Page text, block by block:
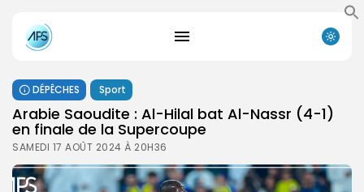
DÉPÊCHES Sport
Arabie Saoudite : Al-Hilal bat Al-Nassr (4-1)
en finale de la Supercoupe
SAMEDI 17 AOÛT 2024 À 20H36